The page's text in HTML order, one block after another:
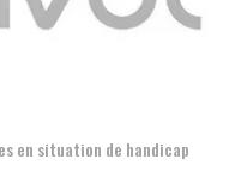
situation de handicap